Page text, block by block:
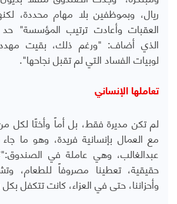
ريال، وبموظفين بلا مهام محددة،
العقبات وأعادت ترتيب المؤسسة"
الذي أضاف: "ورغم ذلك، بقيت
لوبيات الفساد التي لم تقبل نجاحها".
تعاملها الإنساني
لم تكن مديرة فقط، بل أماً وأختًا لكل
مع العمال بإنسانية فريدة، وهو ما
عبدالغالب، وهي عاملة في
حقيقية، تعطينا مصروفاً للطعام،
وأحزاننا، حتى في العزاء، كانت تتكفل